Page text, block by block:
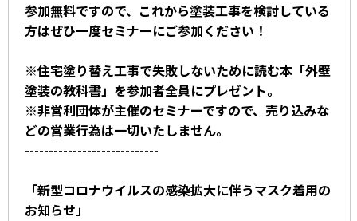
参加無料ですので、これから塗装工事を検討している
方はぜひ一度セミナーにご参加ください！
※住宅塗り替え工事で失敗しないために読む本「外壁
塗装の教科書」を参加者全員にプレゼント。
※非営利団体が主催のセミナーですので、売り込みな
どの営業行為は一切いたしません。
----------------------------
「新型コロナウイルスの感染拡大に伴うマスク着用の
お知らせ」